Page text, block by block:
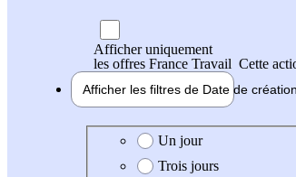
Afficher uniquement
les offres France Travail Cette
Afficher les filtres de Date de création
Date de création de l'offre
Un jour
Trois jours